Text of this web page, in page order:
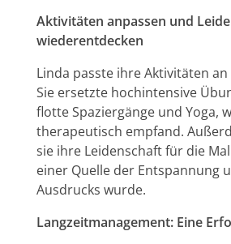
Aktivitäten anpassen und
wiederentdecken
Linda passte ihre Aktivitäten an
Sie ersetzte hochintensive
flotte Spaziergänge und Yoga,
therapeutisch empfand.
sie ihre Leidenschaft für die
einer Quelle der Entspannung
Ausdrucks wurde.
Langzeitmanagement: Eine